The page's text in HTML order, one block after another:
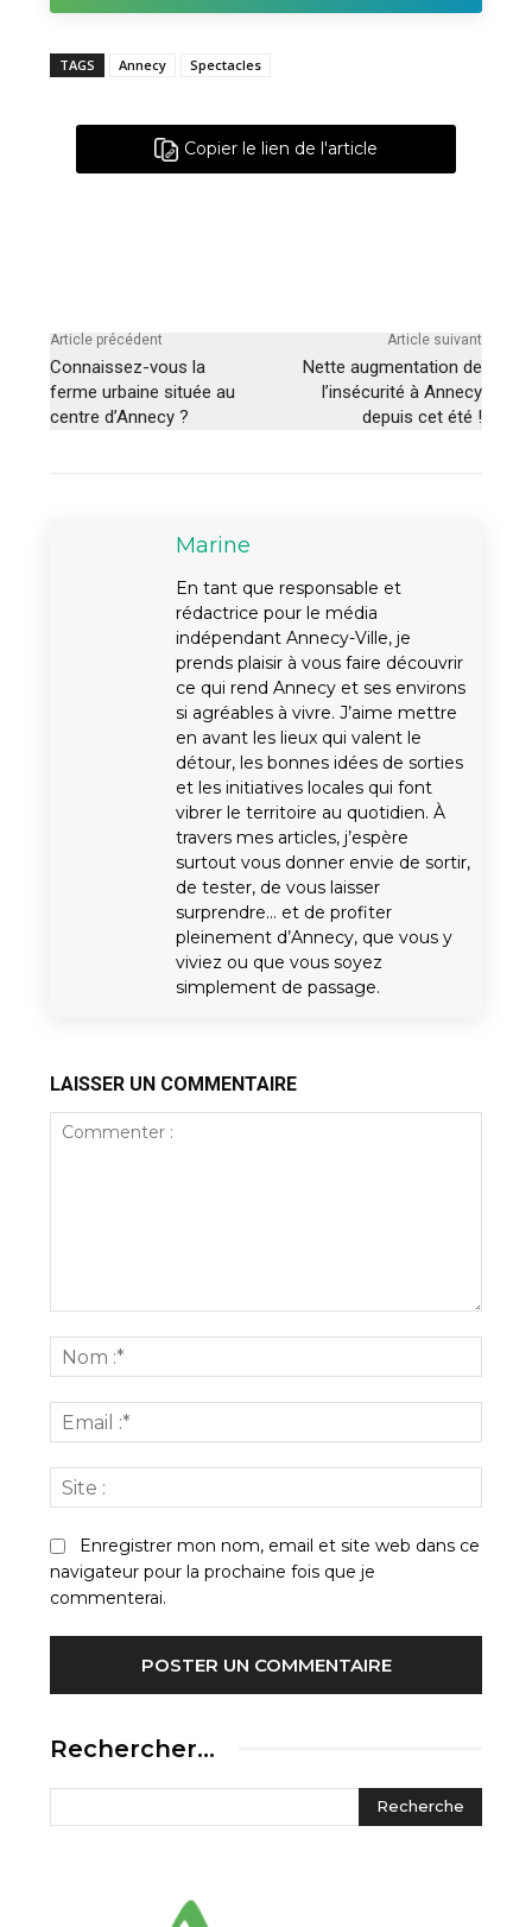
TAGS Annecy Spectacles
Copier le lien de l'article
Article précédent
Connaissez-vous la
ferme urbaine située au
centre d’Annecy ?
Article suivant
Nette augmentation de
l’insécurité à Annecy
depuis cet été !
Marine
En tant que responsable et
rédactrice pour le média
indépendant Annecy-Ville, je
prends plaisir à vous faire découvrir
ce qui rend Annecy et ses environs
si agréables à vivre. J’aime mettre
en avant les lieux qui valent le
détour, les bonnes idées de sorties
et les initiatives locales qui font
vibrer le territoire au quotidien. À
travers mes articles, j’espère
surtout vous donner envie de sortir,
de tester, de vous laisser
surprendre… et de profiter
pleinement d’Annecy, que vous y
viviez ou que vous soyez
simplement de passage.
LAISSER UN COMMENTAIRE
:*
:*
:
Enregistrer mon nom, email et site web dans ce
navigateur pour la prochaine fois que je
commenterai.
Rechercher…